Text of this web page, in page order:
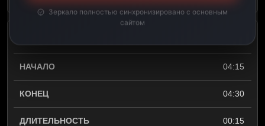
04:15
04:30
00:15
Зеркало полностью синхронизировано с основным
сайтом